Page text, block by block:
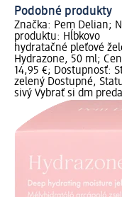
Podobné produkty
Značka: Pem Delian;
produktu: Hĺbkovo
hydratačné pleťové
Hydrazone, 50 ml;
14,95 €; Dostupnosť:
zelený Dostupné,
sivý Vybrať si dm